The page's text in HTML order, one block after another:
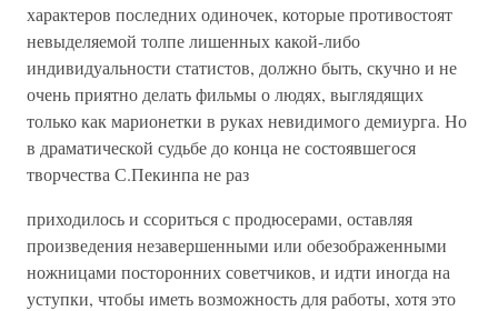
характеров последних одиночек, которые противостоят
невыделяемой толпе лишенных какой-либо
индивидуальности статистов, должно быть, скучно и не
очень приятно делать фильмы о людях, выглядящих
только как марионетки в руках невидимого демиурга. Но
в драматической судьбе до конца не состоявшегося
творчества С.Пекинпа не раз
приходилось и ссориться с продюсерами, оставляя
произведения незавершенными или обезображенными
ножницами посторонних советчиков, и идти иногда на
уступки, чтобы иметь возможность для работы, хотя это